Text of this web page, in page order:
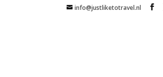
info@justliketotravel.nl